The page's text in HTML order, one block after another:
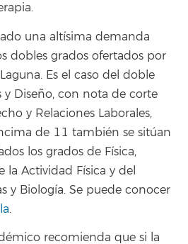
una altísima demanda
dobles grados ofertados por
Es el caso del doble
y Diseño, con nota de corte
y Relaciones Laborales,
de 11 también se sitúan
los grados de Física,
la Actividad Física y del
y Biología. Se puede conocer
.
recomienda que si la